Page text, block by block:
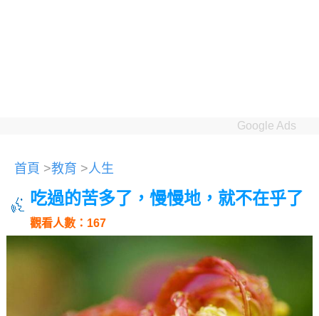
Google Ads
首頁 >教育 >人生
吃過的苦多了，慢慢地，就不在乎了
觀看人數：167